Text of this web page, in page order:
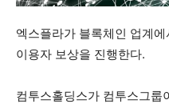
엑스플라가 블록체인 업계
이용자 보상을 진행한다.
컴투스홀딩스가 컴투스그룹